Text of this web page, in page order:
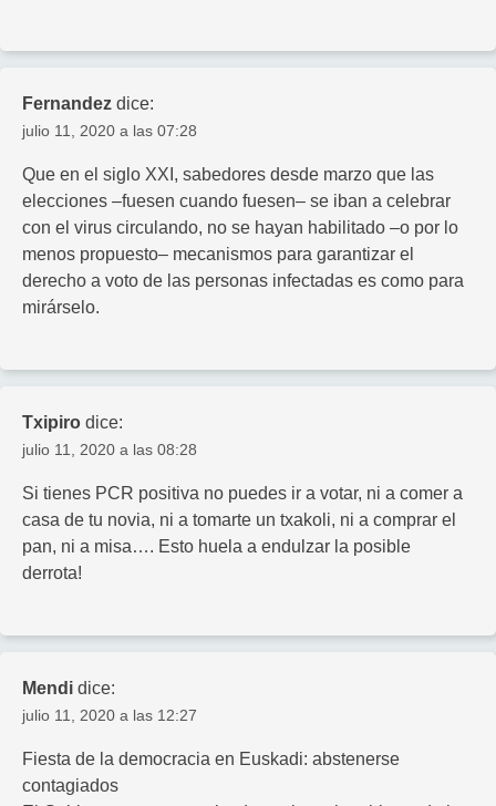
Fernandez dice:
julio 11, 2020 a las 07:28
Que en el siglo XXI, sabedores desde marzo que las
elecciones –fuesen cuando fuesen– se iban a celebrar
con el virus circulando, no se hayan habilitado –o por lo
menos propuesto– mecanismos para garantizar el
derecho a voto de las personas infectadas es como para
mirárselo.
Txipiro dice:
julio 11, 2020 a las 08:28
Si tienes PCR positiva no puedes ir a votar, ni a comer a
casa de tu novia, ni a tomarte un txakoli, ni a comprar el
pan, ni a misa…. Esto huela a endulzar la posible
derrota!
Mendi dice:
julio 11, 2020 a las 12:27
Fiesta de la democracia en Euskadi: abstenerse
contagiados